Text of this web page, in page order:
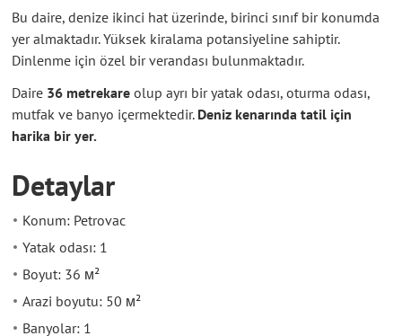
Bu daire, denize ikinci hat üzerinde, birinci sınıf bir konumda
yer almaktadır. Yüksek kiralama potansiyeline sahiptir.
Dinlenme için özel bir verandası bulunmaktadır.
Daire 36 metrekare olup ayrı bir yatak odası, oturma odası,
mutfak ve banyo içermektedir. Deniz kenarında tatil için
harika bir yer.
Detaylar
Konum: Petrovac
Yatak odası: 1
Boyut: 36 м²
Arazi boyutu: 50 м²
Banyolar: 1